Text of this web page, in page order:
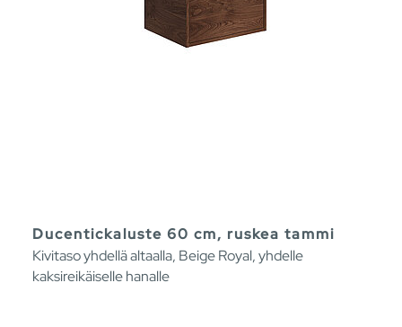
Ducentickaluste 60 cm, ruskea tammi
Kivitaso yhdellä altaalla, Beige Royal, yhdelle
kaksireikäiselle hanalle